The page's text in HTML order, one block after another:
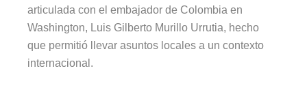
articulada con el embajador de Colombia en
Washington, Luis Gilberto Murillo Urrutia, hecho
que permitió llevar asuntos locales a un contexto
internacional.